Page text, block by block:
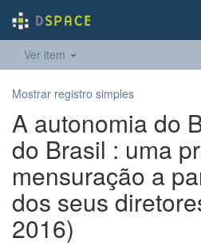
Ver item
Mostrar registro simples
A autonomia do
do Brasil : uma
mensuração a
dos seus
2016)